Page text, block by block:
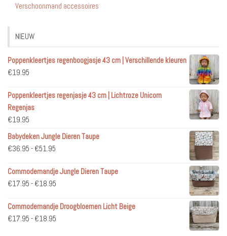
Verschoonmand accessoires
NIEUW
Poppenkleertjes regenboogjasje 43 cm | Verschillende kleuren
€19.95
Poppenkleertjes regenjasje 43 cm | Lichtroze Unicorn
Regenjas
€19.95
Babydeken Jungle Dieren Taupe
€36.95 - €51.95
tot
€51.95
Commodemandje Jungle Dieren Taupe
€17.95 - €18.95
tot
Commodemandje Droogbloemen Licht Beige
€17.95 - €18.95